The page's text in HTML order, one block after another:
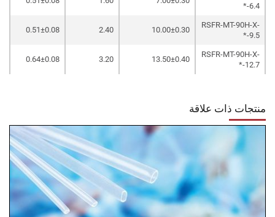
6.4-*
RSFR-MT-90H-X-
9.5-*
10.00±0.30
2.40
0.51±0.08
RSFR-MT-90H-X-
12.7-*
13.50±0.40
3.20
0.64±0.08
منتجات ذات علاقة